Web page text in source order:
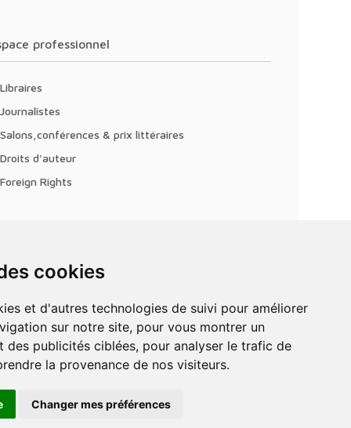
cookies
sur notre site, pour vous montrer un
des publicités ciblées, pour analyser le trafic de
la provenance de nos visiteurs.
Changer mes préférences
professionnel
Libraires
Journalistes
Salons,conférences & prix littéraires
Droits d'auteur
Foreign Rights